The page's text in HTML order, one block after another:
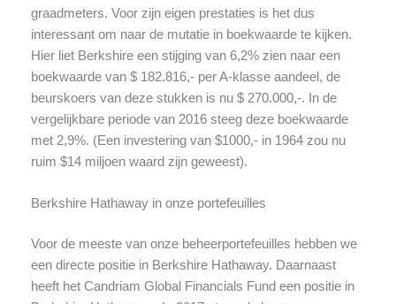
graadmeters. Voor zijn eigen prestaties is het dus
interessant om naar de mutatie in boekwaarde te kijken.
Hier liet Berkshire een stijging van 6,2% zien naar een
boekwaarde van $ 182.816,- per A-klasse aandeel, de
beurskoers van deze stukken is nu $ 270.000,-. In de
vergelijkbare periode van 2016 steeg deze boekwaarde
met 2,9%. (Een investering van $1000,- in 1964 zou nu
ruim $14 miljoen waard zijn geweest).
Berkshire Hathaway in onze portefeuilles
Voor de meeste van onze beheerportefeuilles hebben we
een directe positie in Berkshire Hathaway. Daarnaast
heeft het Candriam Global Financials Fund een positie in